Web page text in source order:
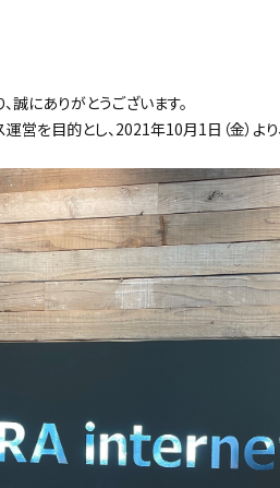
誠にありがとうございます。
営を目的とし、2021年10月1日（金）